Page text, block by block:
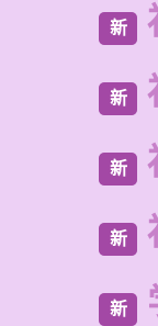
新
新
新
新
新